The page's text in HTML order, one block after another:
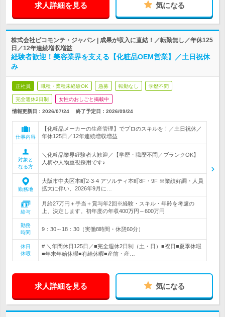
求人詳細を見る 気になる
株式会社ピコモンテ・ジャパン | 成果が収入に直結！／転勤無し／年休125
日／12年連続増収増益
経験者歓迎！美容業界を支える【化粧品OEM営業】／土日祝休
み
正社員 職種・業種未経験OK 急募 転勤なし 学歴不問
完全週休2日制 女性のおしごと掲載中
情報更新日：2026/07/24 終了予定日： 2026/09/24
仕事内容
【化粧品メーカーの生産管理】でプロのスキルを！／土日祝休／
年休125日／12年連続増収増益
対象と
なる方
＼化粧品業界経験者大歓迎／【学歴・職歴不問／ブランクOK】
人柄や人物重視採用です♪
勤務地
大阪市中央区本町2-3-4 アソルティ本町8F・9F ※業績好調・人員
拡大に伴い、2026年9月に…
給与
月給27万円＋手当＋賞与年2回※経験・スキル・年齢を考慮の
上、決定します。初年度の年収400万円～600万円
勤務
時間
9：30～18：30（実働8時間・休憩60分）
休日
休暇
# ＼年間休日125日／■完全週休2日制（土・日）■祝日■夏季休暇
■年末年始休暇■有給休暇■産前・産…
求人詳細を見る 気になる